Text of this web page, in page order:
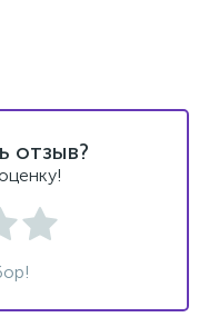
отзыв?